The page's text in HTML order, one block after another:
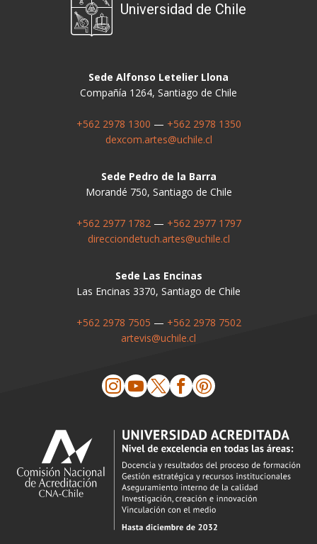
Universidad de Chile
Sede Alfonso Letelier Llona
Compañía 1264, Santiago de Chile
+562 2978 1300 — +562 2978 1350
dexcom.artes@uchile.cl
Sede Pedro de la Barra
Morandé 750, Santiago de Chile
+562 2977 1782— +562 2977 1797
direcciondetuch.artes@uchile.cl
Sede Las Encinas
Las Encinas 3370, Santiago de Chile
+562 2978 7505 — +562 2978 7502
artevis@uchile.cl